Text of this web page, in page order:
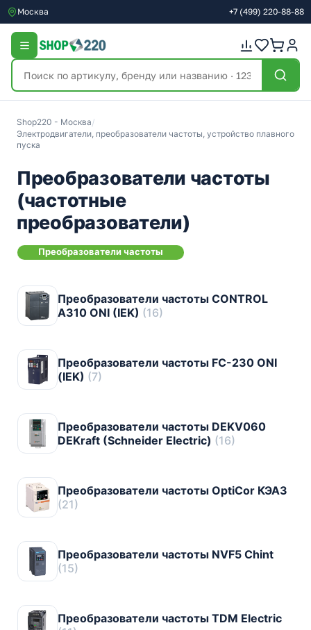
Москва +7 (499) 220-88-88
Shop220 - Москва/
Электродвигатели, преобразователи частоты, устройство плавного
пуска
Преобразователи частоты
(частотные
преобразователи)
Преобразователи частоты
Преобразователи частоты CONTROL
А310 ONI (IEK) (16)
Преобразователи частоты FC-230 ONI
(IEK) (7)
Преобразователи частоты DEKV060
DEKraft (Schneider Electric) (16)
Преобразователи частоты OptiCor КЭАЗ
(21)
Преобразователи частоты NVF5 Chint
(15)
Преобразователи частоты TDM Electric